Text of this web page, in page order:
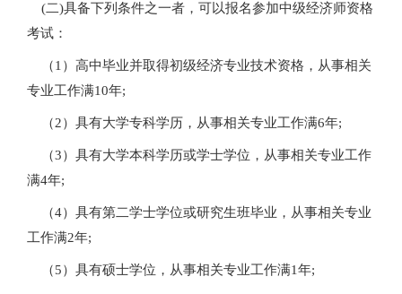
(二)具备下列条件之一者，可以报名参加中级经济师资格
考试：
（1）高中毕业并取得初级经济专业技术资格，从事相关
专业工作满10年;
（2）具有大学专科学历，从事相关专业工作满6年;
（3）具有大学本科学历或学士学位，从事相关专业工作
满4年;
（4）具有第二学士学位或研究生班毕业，从事相关专业
工作满2年;
（5）具有硕士学位，从事相关专业工作满1年;